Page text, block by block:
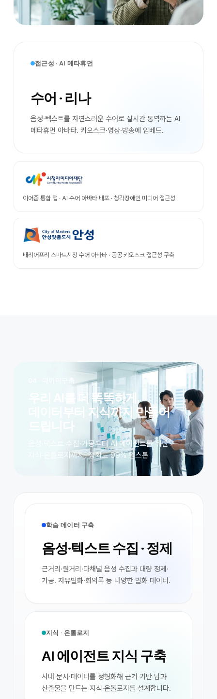
접근성 · AI 메타휴먼
수어 · 리나
음성·텍스트를 자연스러운 수어로 실시간 통역하는 AI
메타휴먼 아바타. 키오스크·영상·방송에 임베드.
이어줌 통합 앱 · AI 수어 아바타 배포 · 청각장애인 미디어 접근성
배리어프리 스마트시장 수어 아바타 · 공공 키오스크 접근성 구축
우리 AI를 더 똑똑하게,
데이터부터 지식까지 만들어
음성·텍스트 수집·가공부터 AI 에이전트를 위한
지식·온톨로지까지, 정확도 99% 원스톱
학습 데이터 구축
음성·텍스트 수집 · 정제
근거리·원거리·다채널 음성 수집과 대량 정제·
가공. 자유발화·회의록 등 다양한 발화 데이터.
지식 · 온톨로지
AI 에이전트 지식 구축
사내 문서·데이터를 정형화해 근거 기반 답과
산출물을 만드는 지식·온톨로지를 설계합니다.